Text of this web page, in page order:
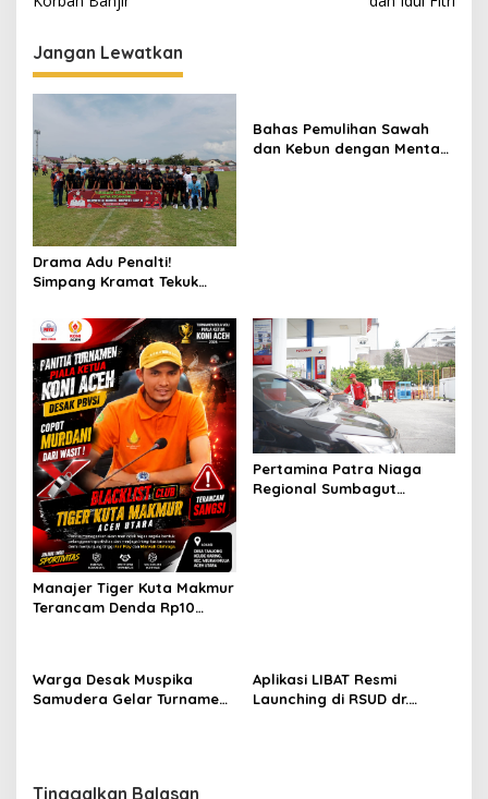
v
i
g
a
s
i
p
o
s
Jangan Lewatkan
Drama Adu Penalti!
Simpang Kramat Tekuk
Bupati Aceh Utara
Bahas Pemulihan Sawah
dan Kebun dengan Mentan,
Manajer Tiger Kuta Makmur
Terancam Denda Rp10
Pertamina Patra Niaga
Regional Sumbagut
Warga Desak Muspika
Samudera Gelar Turnamen
Aplikasi LIBAT Resmi
Launching di RSUD dr.
Tinggalkan Balasan